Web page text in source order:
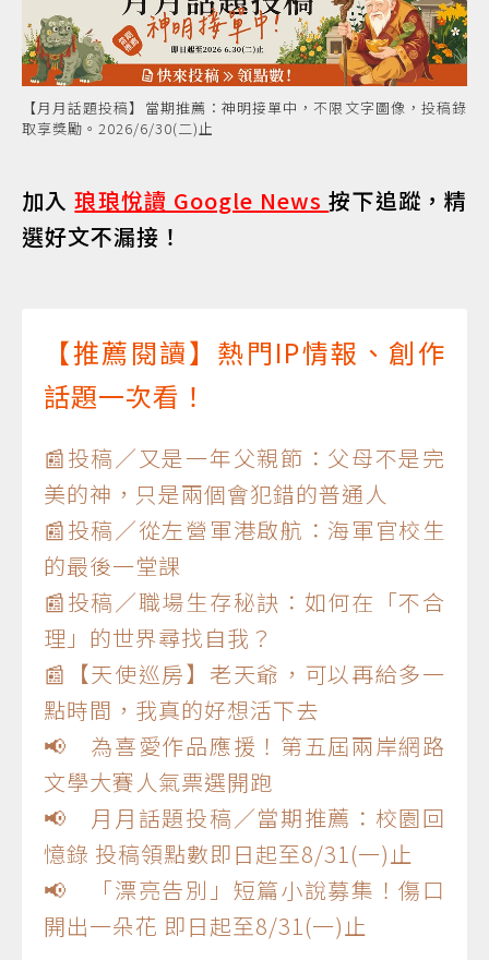
【月月話題投稿】當期推薦：神明接單中，不限文字圖像，投稿錄
取享獎勵。2026/6/30(二)止
加入琅琅悅讀 Google News按下追蹤，精
選好文不漏接！
【推薦閱讀】熱門IP情報、創作
話題一次看！
📰投稿／又是一年父親節：父母不是完
美的神，只是兩個會犯錯的普通人
📰投稿／從左營軍港啟航：海軍官校生
的最後一堂課
📰投稿／職場生存秘訣：如何在「不合
理」的世界尋找自我？
📰【天使巡房】老天爺，可以再給多一
點時間，我真的好想活下去
📢 為喜愛作品應援！第五屆兩岸網路
文學大賽人氣票選開跑
📢 月月話題投稿／當期推薦：校園回
憶錄 投稿領點數即日起至8/31(一)止
📢 「漂亮告別」短篇小說募集！傷口
開出一朵花 即日起至8/31(一)止